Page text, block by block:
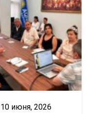
10 июня, 2026